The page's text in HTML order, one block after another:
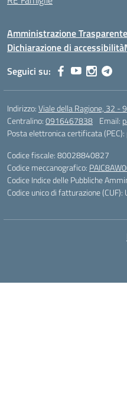
Amministrazione Trasparente
Dichiarazione di accessibilità
Seguici su:
Indirizzo:Viale della Ragione, 32 -
Centralino:0916467838 Email:
Posta elettronica certificata (PEC):
Codice fiscale: 80028840827
Codice meccanografico:
Codice Indice delle Pubbliche
Codice unico di fatturazione (CUF):